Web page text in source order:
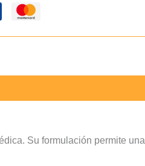
Su formulación permite